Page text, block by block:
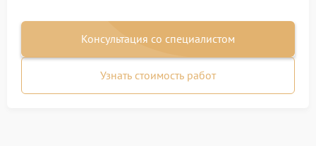
Консультация со специалистом
Узнать стоимость работ